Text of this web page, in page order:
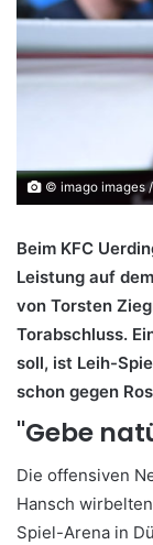
© imago images
Beim KFC
Leistung auf
von Torsten
Torabschluss.
soll, ist Leih-
schon gegen
"Gebe
Die offensiven
Hansch
Spiel-Arena in